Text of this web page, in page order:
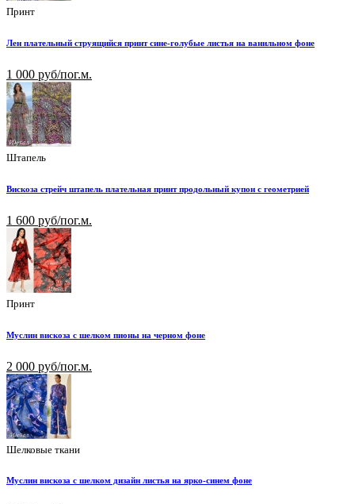
Принт
Лен плательный струящийся принт сине-голубые листья на ванильном фоне
1 000 руб/пог.м.
Штапель
Вискоза стрейч штапель плательная принт продольный купон с геометрией
1 600 руб/пог.м.
Принт
Муслин вискоза с шелком пионы на черном фоне
2 000 руб/пог.м.
Шелковые ткани
Муслин вискоза с шелком дизайн листья на ярко-синем фоне